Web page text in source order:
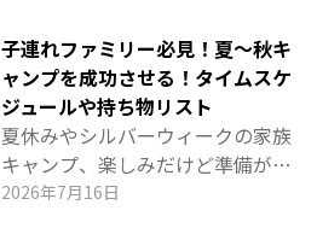
にし、ポータブルプロジェクター
で映画を楽しむ「おうちキャンプ
シアター」は、家族の思い出作り
にも、節電にも最適！ BLUETTI
ポータブル電源があればコードの
心配もなく、扇風機や照明も同時
子連れファミリー必見！夏～秋キ
ャンプを成功させる！タイムスケ
ジュールや持ち物リスト
夏休みやシルバーウィークの家族
キャンプ、楽しみだけど準備が大
変… 子供の熱中症や渋滞、暑さで
2026年7月16日